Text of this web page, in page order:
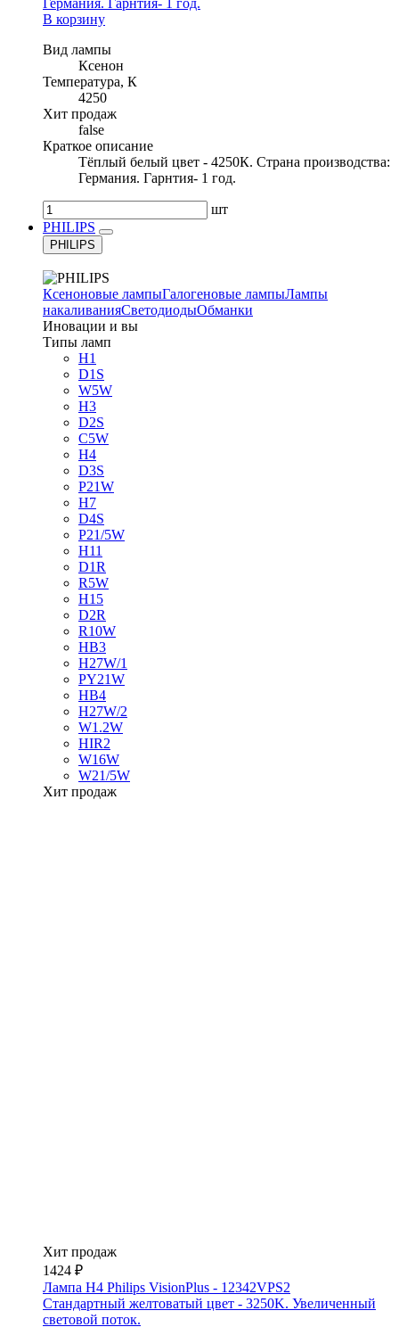
Германия. Гарнтия- 1 год.
В корзину
Вид лампы
Ксенон
Температура, К
4250
Хит продаж
false
Краткое описание
Тёплый белый цвет - 4250К. Страна производства:
Германия. Гарнтия- 1 год.
шт
PHILIPS
PHILIPS
Ксеноновые лампыГалогеновые лампыЛампы
накаливанияСветодиодыОбманки
Иновации и вы
Типы ламп
H1
D1S
W5W
H3
D2S
C5W
H4
D3S
P21W
H7
D4S
P21/5W
H11
D1R
R5W
H15
D2R
R10W
HB3
H27W/1
PY21W
HB4
H27W/2
W1.2W
HIR2
W16W
W21/5W
Хит продаж
Хит продаж
1424 ₽
Лампа H4 Philips VisionPlus - 12342VPS2
Стандартный желтоватый цвет - 3250K. Увеличенный
световой поток.